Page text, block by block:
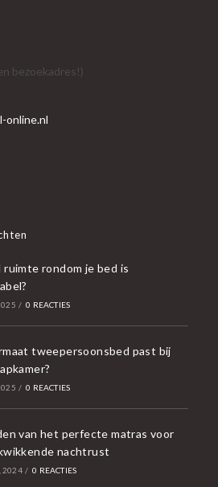
bezoekadres!)
online.nl
ruimte rondom je bed is
/ 0 REACTIES
tweepersoonsbed past bij
/ 0 REACTIES
van het perfecte matras voor
nachtrust
2024 / 0 REACTIES